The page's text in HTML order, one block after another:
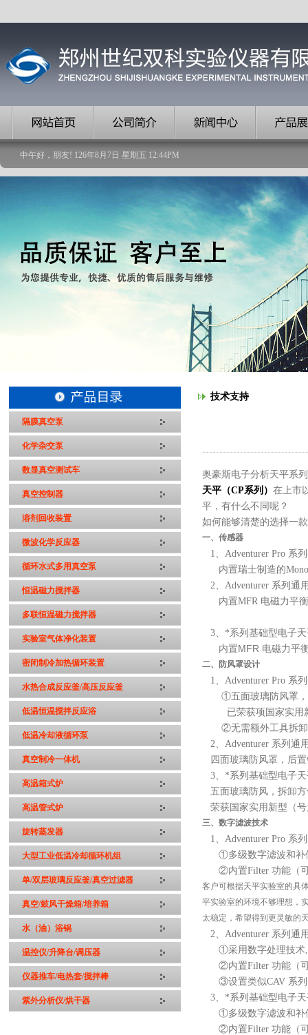
中午好，朋友! 126年8月 7 日 星期五 12:44PM
隔膜真空泵
化学杂交泵
数显真空测试车
真空控制器
溶剂回收装置
微波化学反应器
循环水式多用真空泵
恒温磁力搅拌器
多联恒温磁力搅拌器
实验室气体净化装置
密闭制冷加热循环装置
水热合成反应釜/高压反应釜
低温恒温搅拌反应浴
低温冷却液循环泵
真空制冷一体机
高温箱式炉
高温管式炉
旋转蒸发器
大型工业低温冷却循环机组
单/双层玻璃反应釜/真空过滤器
真空/鼓风干燥箱/培养箱
水（油）浴锅
温控仪/升降台/调压器
仪器推车/电热套/搅拌棒
紫外分析仪/烘干器
技术支持
奥豪斯电子分析天平系
天平（CP系列 ）在上市
平，有什么不同呢？
如何能够清楚的选择一
一、传感器
1、Adventurer Pro 系
内置瑞士制造的
2、Adventurer 系列通
内置MFR 电磁力平
3、 *系列基础型电子
内置MFR 电磁力平
二、防风罩设计
1、Adventurer Pro 系
①五面玻璃防风罩
已荣获项国家实用
②无需额外工具拆
2、Adventurer 系列通
四面玻璃防风罩，后
3、 *系列基础型电子
五面玻璃防风，拆卸
荣获国家实用新型（号
三、数字滤波技术
1、Adventurer Pro 系
①多级数字滤波和补
②内置Filter 功能（
客户可根据天平实验室的具
平实验室的环境不够理想，
太稳定，希望得到更灵敏的
2、Adventurer 系列通
①采用数字处理技术
②内置Filter 功能（
③设置类似CAV 系列
3、 *系列基础型电子
①多级数字滤波和补偿
②内置Filter 功能（